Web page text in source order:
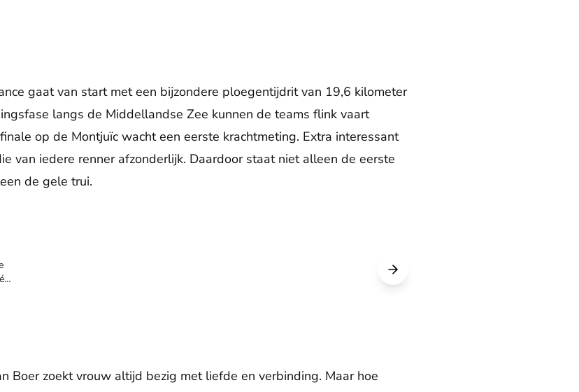
gaat van start met een bijzondere ploegentijdrit van 19,6 kilometer
langs de Middellandse Zee kunnen de teams flink vaart
op de Montjuïc wacht een eerste krachtmeting. Extra interessant
van iedere renner afzonderlijk. Daardoor staat niet alleen de eerste
de gele trui.
Boer zoekt vrouw altijd bezig met liefde en verbinding. Maar hoe